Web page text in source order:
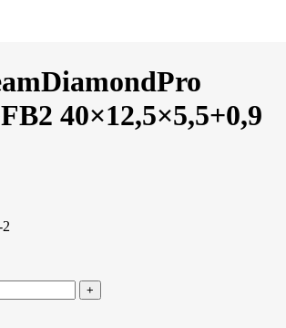
40×12,5×5,5+0,9